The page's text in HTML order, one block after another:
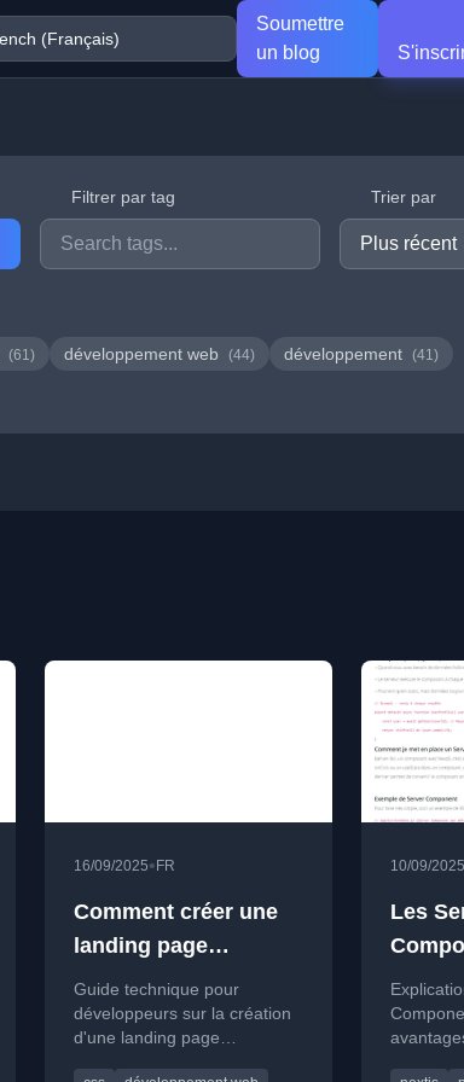
Soumettre
un blog
Filtrer par tag Trier par
(61) développement web (44) développement (41)
16/09/2025• FR
Comment créer une
landing page
performante : guide
technique pour
développeurs
Guide technique pour
développeurs sur la création
d'une landing page
10/09/2025
Les